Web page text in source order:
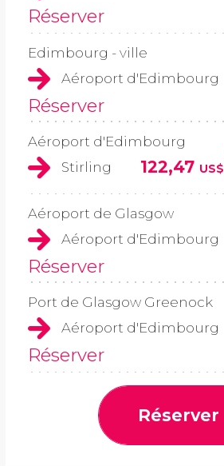
Réserver
Edimbourg - ville
Aéroport d'Edimbourg
Réserver
Aéroport d'Edimbourg
Stirling
122,47 US$
Aéroport de Glasgow
Aéroport d'Edimbourg
Réserver
Port de Glasgow Greenock
Aéroport d'Edimbourg
Réserver
Réserver